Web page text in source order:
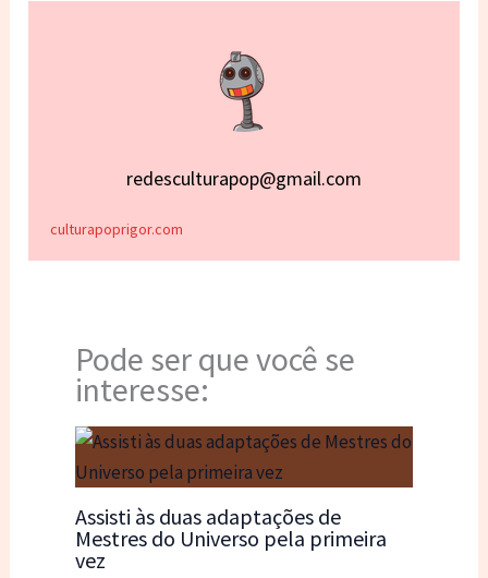
redesculturapop@gmail.com
culturapoprigor.com
Pode ser que você se
interesse:
Assisti às duas adaptações de
Mestres do Universo pela primeira
vez